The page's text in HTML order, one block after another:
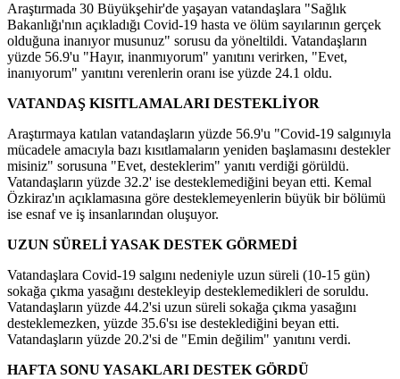
Araştırmada 30 Büyükşehir'de yaşayan vatandaşlara "Sağlık
Bakanlığı'nın açıkladığı Covid-19 hasta ve ölüm sayılarının gerçek
olduğuna inanıyor musunuz" sorusu da yöneltildi. Vatandaşların
yüzde 56.9'u "Hayır, inanmıyorum" yanıtını verirken, "Evet,
inanıyorum" yanıtını verenlerin oranı ise yüzde 24.1 oldu.
VATANDAŞ KISITLAMALARI DESTEKLİYOR
Araştırmaya katılan vatandaşların yüzde 56.9'u "Covid-19 salgınıyla
mücadele amacıyla bazı kısıtlamaların yeniden başlamasını destekler
misiniz" sorusuna "Evet, desteklerim" yanıtı verdiği görüldü.
Vatandaşların yüzde 32.2' ise desteklemediğini beyan etti. Kemal
Özkiraz'ın açıklamasına göre desteklemeyenlerin büyük bir bölümü
ise esnaf ve iş insanlarından oluşuyor.
UZUN SÜRELİ YASAK DESTEK GÖRMEDİ
Vatandaşlara Covid-19 salgını nedeniyle uzun süreli (10-15 gün)
sokağa çıkma yasağını destekleyip desteklemedikleri de soruldu.
Vatandaşların yüzde 44.2'si uzun süreli sokağa çıkma yasağını
desteklemezken, yüzde 35.6'sı ise desteklediğini beyan etti.
Vatandaşların yüzde 20.2'si de "Emin değilim" yanıtını verdi.
HAFTA SONU YASAKLARI DESTEK GÖRDÜ